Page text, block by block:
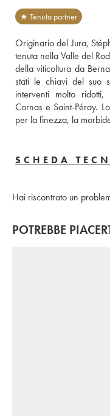
★ Tenuta partner
Originario del Jura,
tenuta nella Valle del
della viticoltura da
stati le chiavi del suo
interventi molto
Cornas e Saint-Péray.
per la finezza, la
SCHEDA
Hai riscontrato un
POTREBBE